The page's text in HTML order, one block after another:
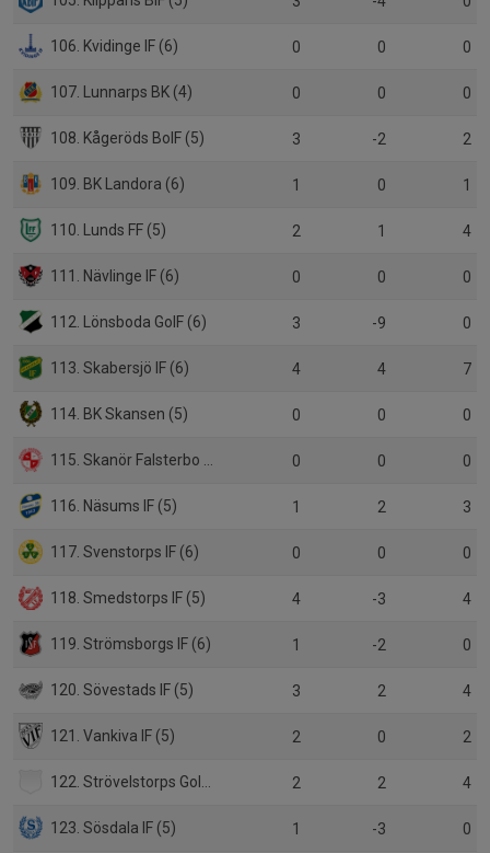
106. Kvidinge IF (6) 0 0 0
107. Lunnarps BK (4) 0 0 0
108. Kågeröds BoIF (5) 3 -2 2
109. BK Landora (6) 1 0 1
110. Lunds FF (5) 2 1 4
111. Nävlinge IF (6) 0 0 0
112. Lönsboda GoIF (6) 3 -9 0
113. Skabersjö IF (6) 4 4 7
114. BK Skansen (5) 0 0 0
115. Skanör Falsterbo IF (5) 0 0 0
116. Näsums IF (5) 1 2 3
117. Svenstorps IF (6) 0 0 0
118. Smedstorps IF (5) 4 -3 4
119. Strömsborgs IF (6) 1 -2 0
120. Sövestads IF (5) 3 2 4
121. Vankiva IF (5) 2 0 2
122. Strövelstorps GoIF (6) 2 2 4
123. Sösdala IF (5) 1 -3 0